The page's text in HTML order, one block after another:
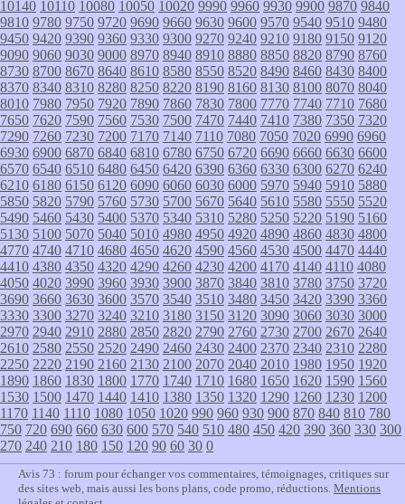
10140 10110 10080 10050 10020 9990 9960 9930 9900 9870 9840
9810 9780 9750 9720 9690 9660 9630 9600 9570 9540 9510 9480
9450 9420 9390 9360 9330 9300 9270 9240 9210 9180 9150 9120
9090 9060 9030 9000 8970 8940 8910 8880 8850 8820 8790 8760
8730 8700 8670 8640 8610 8580 8550 8520 8490 8460 8430 8400
8370 8340 8310 8280 8250 8220 8190 8160 8130 8100 8070 8040
8010 7980 7950 7920 7890 7860 7830 7800 7770 7740 7710 7680
7650 7620 7590 7560 7530 7500 7470 7440 7410 7380 7350 7320
7290 7260 7230 7200 7170 7140 7110 7080 7050 7020 6990 6960
6930 6900 6870 6840 6810 6780 6750 6720 6690 6660 6630 6600
6570 6540 6510 6480 6450 6420 6390 6360 6330 6300 6270 6240
6210 6180 6150 6120 6090 6060 6030 6000 5970 5940 5910 5880
5850 5820 5790 5760 5730 5700 5670 5640 5610 5580 5550 5520
5490 5460 5430 5400 5370 5340 5310 5280 5250 5220 5190 5160
5130 5100 5070 5040 5010 4980 4950 4920 4890 4860 4830 4800
4770 4740 4710 4680 4650 4620 4590 4560 4530 4500 4470 4440
4410 4380 4350 4320 4290 4260 4230 4200 4170 4140 4110 4080
4050 4020 3990 3960 3930 3900 3870 3840 3810 3780 3750 3720
3690 3660 3630 3600 3570 3540 3510 3480 3450 3420 3390 3360
3330 3300 3270 3240 3210 3180 3150 3120 3090 3060 3030 3000
2970 2940 2910 2880 2850 2820 2790 2760 2730 2700 2670 2640
2610 2580 2550 2520 2490 2460 2430 2400 2370 2340 2310 2280
2250 2220 2190 2160 2130 2100 2070 2040 2010 1980 1950 1920
1890 1860 1830 1800 1770 1740 1710 1680 1650 1620 1590 1560
1530 1500 1470 1440 1410 1380 1350 1320 1290 1260 1230 1200
1170 1140 1110 1080 1050 1020 990 960 930 900 870 840 810 780
750 720 690 660 630 600 570 540 510 480 450 420 390 360 330 300
270 240 210 180 150 120 90 60 30 0
Avis 73 : forum pour échanger vos commentaires, témoignages, critiques sur
des sites web, mais aussi les bons plans, code promo, réductions. Mentions